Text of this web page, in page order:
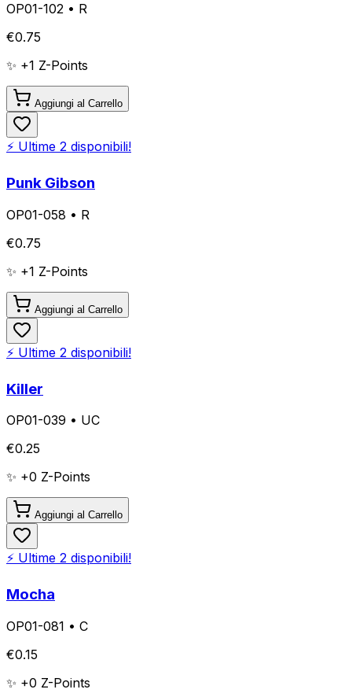
OP01-102 • R
€0.75
✨ +1 Z-Points
Aggiungi al Carrello
⚡ Ultime 2 disponibili!
Punk Gibson
OP01-058 • R
€0.75
✨ +1 Z-Points
Aggiungi al Carrello
⚡ Ultime 2 disponibili!
Killer
OP01-039 • UC
€0.25
✨ +0 Z-Points
Aggiungi al Carrello
⚡ Ultime 2 disponibili!
Mocha
OP01-081 • C
€0.15
✨ +0 Z-Points